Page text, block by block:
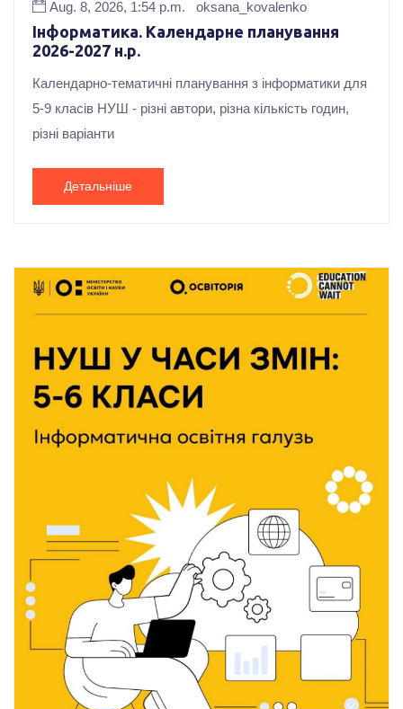
Aug. 8, 2026, 1:54 p.m. oksana_kovalenko
Інформатика. Календарне планування
2026-2027 н.р.
Календарно-тематичні планування з інформатики для
5-9 класів НУШ - різні автори, різна кількість годин,
різні варіанти
Детальніше